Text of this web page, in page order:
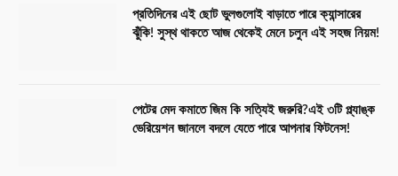
প্রতিদিনের এই ছোট ভুলগুলোই বাড়াতে পারে ক্যান্সারের
ঝুঁকি! সুস্থ থাকতে আজ থেকেই মেনে চলুন এই সহজ নিয়ম!
পেটের মেদ কমাতে জিম কি সত্যিই জরুরি?এই ৩টি প্ল্যাঙ্ক
ভেরিয়েশন জানলে বদলে যেতে পারে আপনার ফিটনেস!